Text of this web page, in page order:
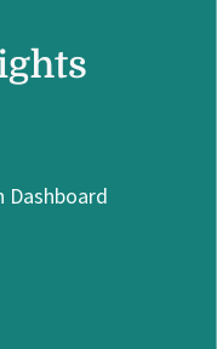
Dashboard